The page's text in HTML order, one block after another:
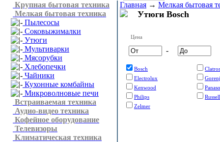
Крупная бытовая техника
Мелкая бытовая техника
Пылесосы
Соковыжималки
Утюги
Мультиварки
Мясорубки
Хлебопечки
Чайники
Кухонные комбайны
Микроволновые печи
Встраиваемая техника
Аудио-видео техника
Кофейное оборудование
Телевизоры
Климатическая техника
Главная → Мелкая бытовая
Утюги Bosch
Цена
-
Bosch
Electrolux
Kenwood
Philips
Zelmer